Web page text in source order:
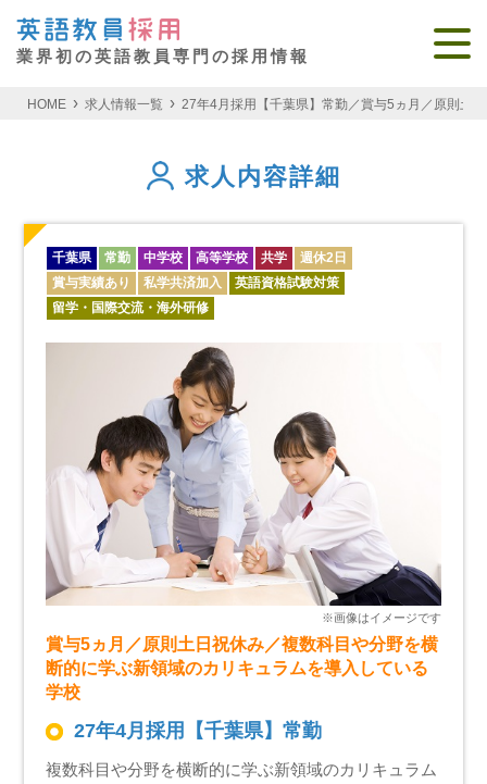
業界初の英語教員専門の採用情報
HOME 求人情報一覧 27年4月採用【千葉県】常勤／賞与5ヵ月／原則土
求人内容詳細
千葉県 常勤 中学校 高等学校 共学
週休2日
賞与実績あり
私学共済加入
英語資格試験対策
留学・国際交流・海外研修
賞与5ヵ月／原則土日祝休み／複数科目や分野を横
断的に学ぶ新領域のカリキュラムを導入している
学校
27年4月採用【千葉県】常勤
複数科目や分野を横断的に学ぶ新領域のカリキュラム